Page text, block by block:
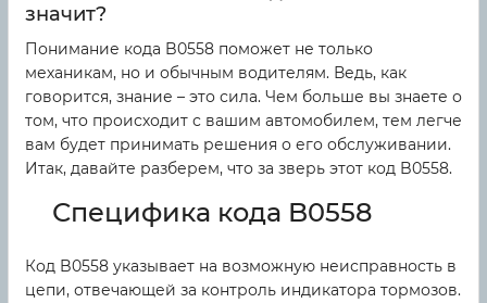
значит?
Понимание кода B0558 поможет не только
механикам, но и обычным водителям. Ведь, как
говорится, знание – это сила. Чем больше вы знаете о
том, что происходит с вашим автомобилем, тем легче
вам будет принимать решения о его обслуживании.
Итак, давайте разберем, что за зверь этот код B0558.
Специфика кода B0558
Код B0558 указывает на возможную неисправность в
цепи, отвечающей за контроль индикатора тормозов.